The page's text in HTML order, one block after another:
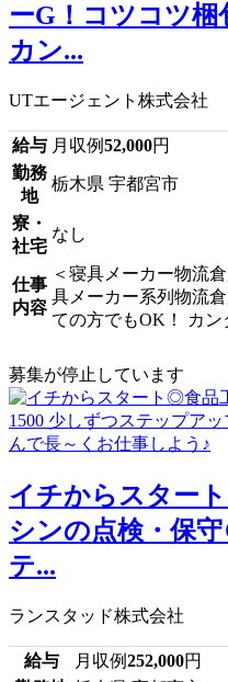
ーG！コツコツ
カン...
UTエージェント株式会社
給与 月収例52,000円
勤務
地
栃木県 宇都宮市
寮・
社宅
なし
仕事
内容
＜寝具メーカー物流
具メーカー系列物流
ての方でもOK！ カン
募集が停止しています
イチからスター
シンの点検・保
テ...
ランスタッド株式会社
給与 月収例252,000円